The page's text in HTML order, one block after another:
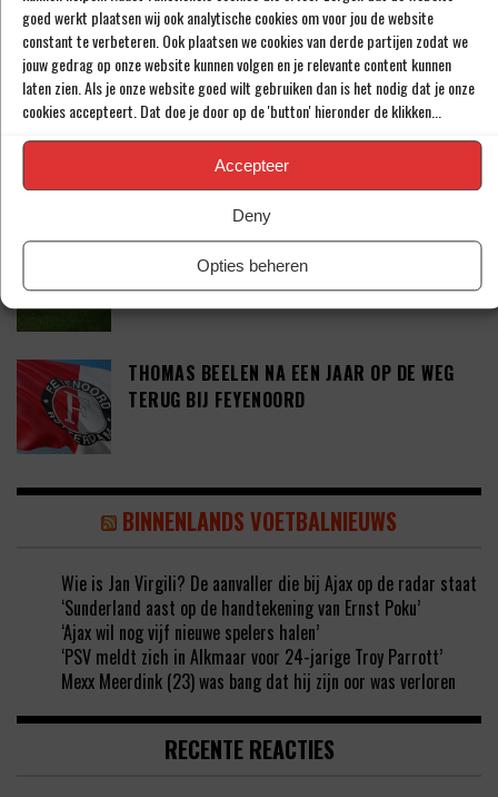
goed werkt plaatsen wij ook analytische cookies om voor jou de website
constant te verbeteren. Ook plaatsen we cookies van derde partijen zodat we
jouw gedrag op onze website kunnen volgen en je relevante content kunnen
laten zien. Als je onze website goed wilt gebruiken dan is het nodig dat je onze
cookies accepteert. Dat doe je door op de 'button' hieronder de klikken...
Accepteer
Deny
Opties beheren
‘SHAQUEEL VAN PERSIE BRENGT FEYENOORD
IETS EXTRA’S’
DEFINITIEF: IN-BEOM HWANG ZET LOOPBAAN
VOORT BIJ FC PORTO
‘CRYSENSIO SUMMERVILLE DICHT BIJ
AKKOORD MET AS ROMA’
THOMAS BEELEN NA EEN JAAR OP DE WEG
TERUG BIJ FEYENOORD
BINNENLANDS VOETBALNIEUWS
Wie is Jan Virgili? De aanvaller die bij Ajax op de radar staat
‘Sunderland aast op de handtekening van Ernst Poku’
‘Ajax wil nog vijf nieuwe spelers halen’
‘PSV meldt zich in Alkmaar voor 24-jarige Troy Parrott’
Mexx Meerdink (23) was bang dat hij zijn oor was verloren
RECENTE REACTIES